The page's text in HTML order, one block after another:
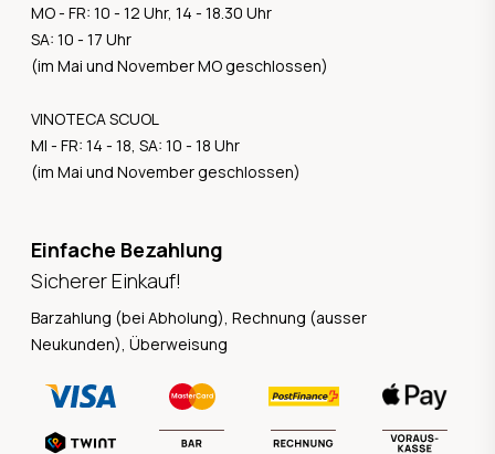
MO - FR: 10 - 12 Uhr, 14 - 18.30 Uhr
SA: 10 - 17 Uhr
(im Mai und November MO geschlossen)
VINOTECA SCUOL
MI - FR: 14 - 18, SA: 10 - 18 Uhr
(im Mai und November geschlossen)
Einfache Bezahlung
Sicherer Einkauf!
Barzahlung (bei Abholung), Rechnung (ausser
Neukunden), Überweisung